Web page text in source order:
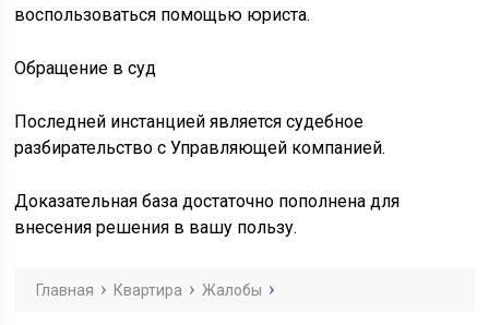
воспользоваться помощью юриста.
Обращение в суд
Последней инстанцией является судебное
разбирательство с Управляющей компанией.
Доказательная база достаточно пополнена для
внесения решения в вашу пользу.
Главная Квартира Жалобы